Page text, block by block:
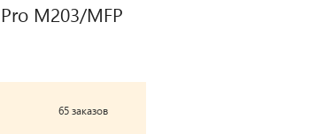
M203/MFP
65 заказов